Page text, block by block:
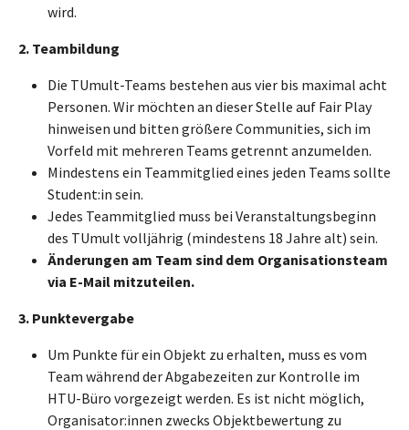
wird.
2. Teambildung
Die TUmult-Teams bestehen aus vier bis maximal acht
Personen. Wir möchten an dieser Stelle auf Fair Play
hinweisen und bitten größere Communities, sich im
Vorfeld mit mehreren Teams getrennt anzumelden.
Mindestens ein Teammitglied eines jeden Teams sollte
Student:in sein.
Jedes Teammitglied muss bei Veranstaltungsbeginn
des TUmult volljährig (mindestens 18 Jahre alt) sein.
Änderungen am Team sind dem Organisationsteam
via E-Mail mitzuteilen.
3. Punktevergabe
Um Punkte für ein Objekt zu erhalten, muss es vom
Team während der Abgabezeiten zur Kontrolle im
HTU-Büro vorgezeigt werden. Es ist nicht möglich,
Organisator:innen zwecks Objektbewertung zu